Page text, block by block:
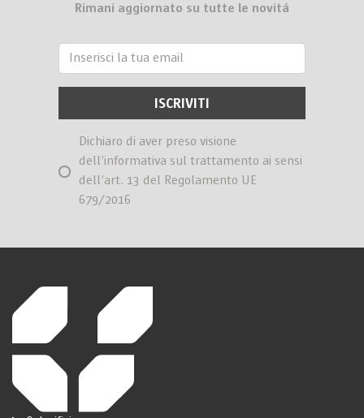
Rimani aggiornato su tutte le novitá
Dichiaro di aver preso visione
dell’informativa sul trattamento ai sensi
dell’art. 13 del Regolamento UE
679/2016